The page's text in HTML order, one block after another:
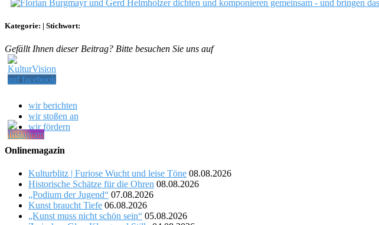
Kategorie: | Stichwort:
Gefällt Ihnen dieser Beitrag? Bitte besuchen Sie uns auf
wir berichten
wir stoßen an
wir fördern
Onlinemagazin
Kulturblitz | Furiose Wucht und leise Töne 08.08.2026
Historische Schätze für die Ohren 08.08.2026
„Podium der Jugend“ 07.08.2026
Kunst braucht Tiefe 06.08.2026
„Kunst muss nicht schön sein“ 05.08.2026